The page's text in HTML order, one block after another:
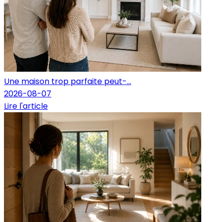
Une maison trop parfaite peut-...
2026-08-07
Lire l'article